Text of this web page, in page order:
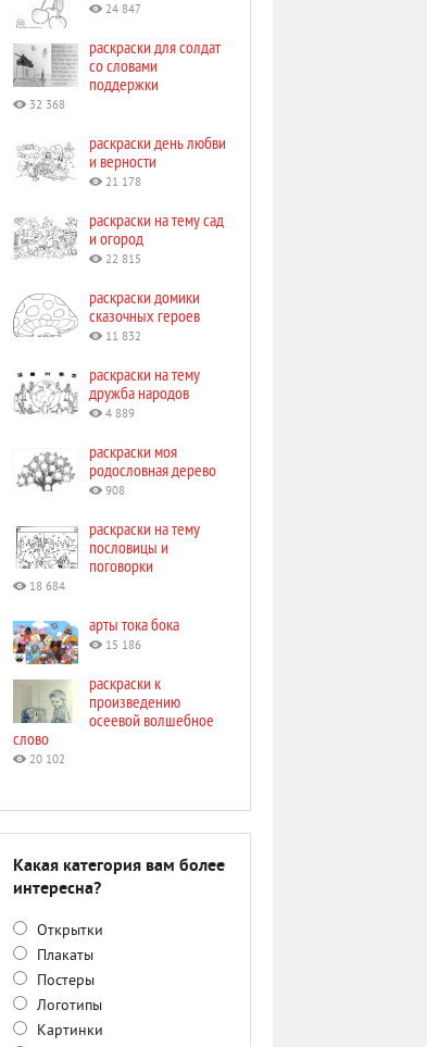
24 847
раскраски для солдат
со словами
поддержки
32 368
раскраски день любви
и верности
21 178
раскраски на тему сад
и огород
22 815
раскраски домики
сказочных героев
11 832
раскраски на тему
дружба народов
4 889
раскраски моя
родословная дерево
908
раскраски на тему
пословицы и
поговорки
18 684
арты тока бока
15 186
раскраски к
произведению
осеевой волшебное
слово
20 102
Какая категория вам более
интересна?
Открытки
Плакаты
Постеры
Логотипы
Картинки